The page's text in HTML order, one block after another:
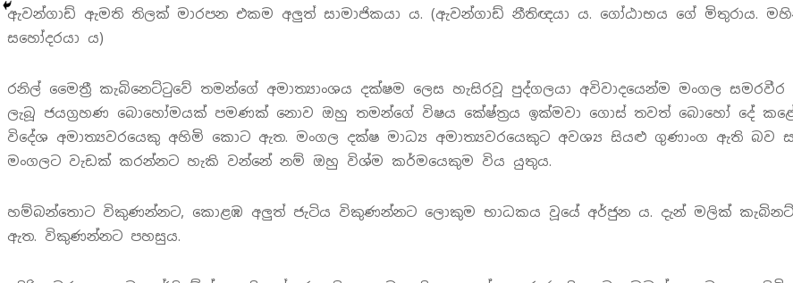
ඇවන්ගාඩ් ඇමති තිලක් මාරපන එකම අලුත් සාමාජිකයා ය. (ඇවන්ගාඩ් නීතිඥයා ය. ගෝඨාභය ගේ මිතුරාය.
සහෝදරයා ය)
රනිල් මෛත්‍රී කැබිනෙට්ටුවේ තමන්ගේ අමාත්‍යාංශය දක්ෂම ලෙස හැසිරවූ පුද්ගලයා අවිවාදයෙන්ම මංගල සමරවීර
ලැබූ ජයග්‍රහණ බොහෝමයක් පමණක් නොව ඔහු තමන්ගේ විෂය කේෂ්ත්‍රය ඉක්මවා ගොස් තවත් බොහෝ දේ
විදේශ අමාත්‍යවරයෙකු අහිමි කොට ඇත. මංගල දක්ෂ මාධ්‍ය අමාත්‍යවරයෙකුට අවශ්‍ය සියළු ගුණාංග ඇති බව
මංගලට වැඩක් කරන්නට හැකි වන්නේ නම් ඔහු විශ්ම කර්මයෙකුම විය යුතුය.
හම්බන්තොට විකුණන්නට, කොළඹ අලුත් ජැටිය විකුණන්නට ලොකුම භාධකය වූයේ අර්ජුන ය. දැන් මලික්
ඇත. විකුණන්නට පහසුය.